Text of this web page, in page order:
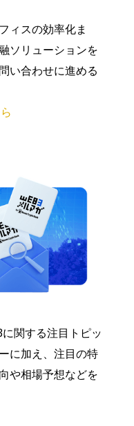
ィスの効率化ま
ソリューションを
い合わせに進める
関する注目トピッ
に加え、注目の特
や相場予想などを